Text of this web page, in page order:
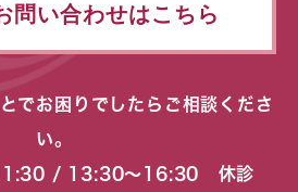
問い合わせはこちら
でお困りでしたらご相談くださ
い。
/ 13:30〜16:30 休診